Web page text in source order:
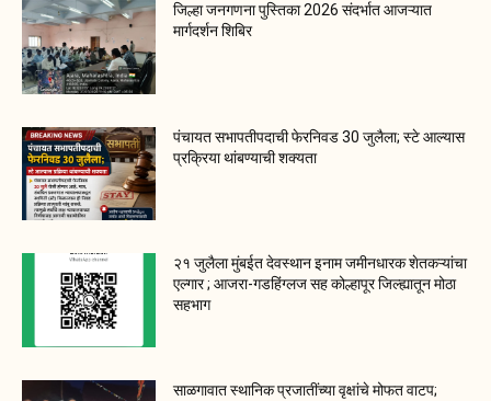
जिल्हा जनगणना पुस्तिका 2026 संदर्भात आजऱ्यात
मार्गदर्शन शिबिर
पंचायत सभापतीपदाची फेरनिवड 30 जुलैला; स्टे आल्यास
प्रक्रिया थांबण्याची शक्यता
२१ जुलैला मुंबईत देवस्थान इनाम जमीनधारक शेतकऱ्यांचा
एल्गार ; आजरा-गडहिंग्लज सह कोल्हापूर जिल्ह्यातून मोठा
सहभाग
साळगावात स्थानिक प्रजातींच्या वृक्षांचे मोफत वाटप;